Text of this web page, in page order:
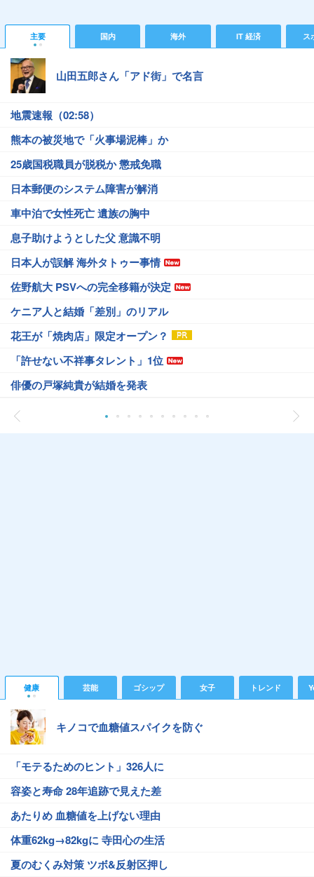
主要 国内 海外 IT 経済 ス
山田五郎さん「アド街」で名言
地震速報（02:58）
熊本の被災地で「火事場泥棒」か
25歳国税職員が脱税か 懲戒免職
日本郵便のシステム障害が解消
車中泊で女性死亡 遺族の胸中
息子助けようとした父 意識不明
日本人が誤解 海外タトゥー事情
佐野航大 PSVへの完全移籍が決定
ケニア人と結婚「差別」のリアル
花王が「焼肉店」限定オープン？
「許せない不祥事タレント」1位
俳優の戸塚純貴が結婚を発表
健康 芸能 ゴシップ 女子 トレンド
キノコで血糖値スパイクを防ぐ
「モテるためのヒント」326人に
容姿と寿命 28年追跡で見えた差
あたりめ 血糖値を上げない理由
体重62kg→82kgに 寺田心の生活
夏のむくみ対策 ツボ&反射区押し